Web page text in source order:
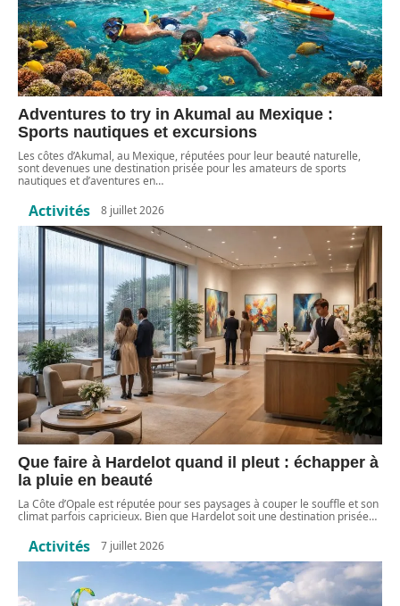
Adventures to try in Akumal au Mexique :
Sports nautiques et excursions
Les côtes d’Akumal, au Mexique, réputées pour leur beauté naturelle,
sont devenues une destination prisée pour les amateurs de sports
nautiques et d’aventures en…
Activités 8 juillet 2026
Que faire à Hardelot quand il pleut : échapper à
la pluie en beauté
La Côte d’Opale est réputée pour ses paysages à couper le souffle et son
climat parfois capricieux. Bien que Hardelot soit une destination prisée…
Activités 7 juillet 2026